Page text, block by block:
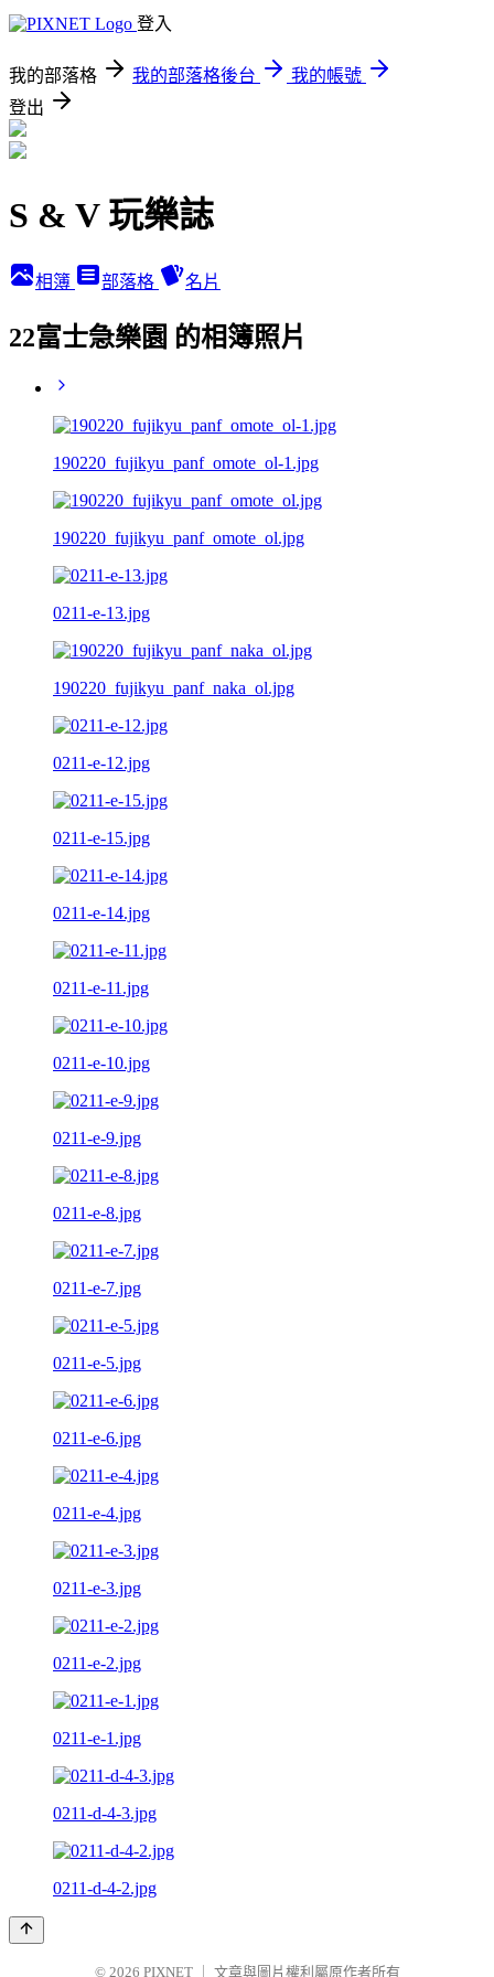
登入
我的部落格 我的部落格後台
我的帳號
登出
S & V 玩樂誌
相簿 部落格 名片
22富士急樂園 的相簿照片
190220_fujikyu_panf_omote_ol-1.jpg
190220_fujikyu_panf_omote_ol.jpg
0211-e-13.jpg
190220_fujikyu_panf_naka_ol.jpg
0211-e-12.jpg
0211-e-15.jpg
0211-e-14.jpg
0211-e-11.jpg
0211-e-10.jpg
0211-e-9.jpg
0211-e-8.jpg
0211-e-7.jpg
0211-e-5.jpg
0211-e-6.jpg
0211-e-4.jpg
0211-e-3.jpg
0211-e-2.jpg
0211-e-1.jpg
0211-d-4-3.jpg
0211-d-4-2.jpg
© 2026 PIXNET 文章與圖片權利屬原作者所有